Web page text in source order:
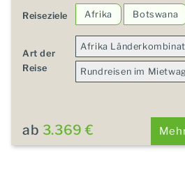
Reiseziele Afrika Botswana
Art der
Reise
Afrika
Rundreisen im
ab 3.369 €